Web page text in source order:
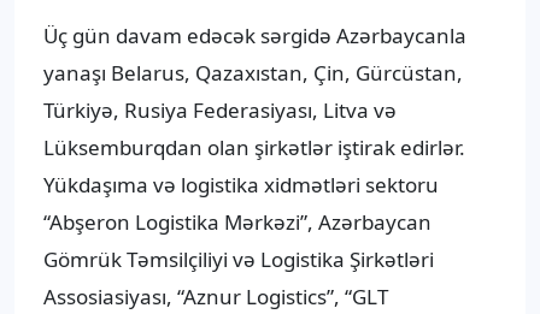
Üç gün davam edəcək sərgidə Azərbaycanla
yanaşı Belarus, Qazaxıstan, Çin, Gürcüstan,
Türkiyə, Rusiya Federasiyası, Litva və
Lüksemburqdan olan şirkətlər iştirak edirlər.
Yükdaşıma və logistika xidmətləri sektoru
“Abşeron Logistika Mərkəzi”, Azərbaycan
Gömrük Təmsilçiliyi və Logistika Şirkətləri
Assosiasiyası, “Aznur Logistics”, “GLT